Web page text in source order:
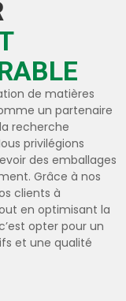
de matières
un partenaire
recherche
privilégions
des emballages
Grâce à nos
clients à
en optimisant la
opter pour un
et une qualité